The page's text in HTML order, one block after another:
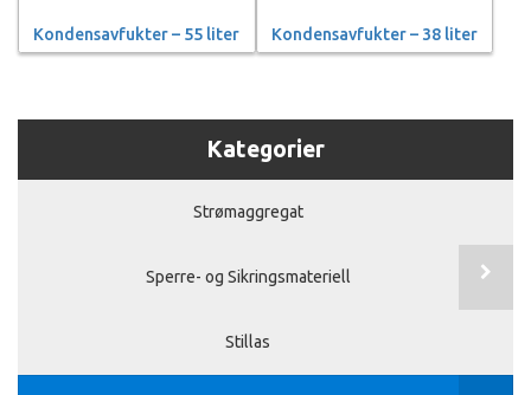
Kondensavfukter – 55 liter Kondensavfukter – 38 liter
Kategorier
Strømaggregat
Sperre- og Sikringsmateriell
Stillas